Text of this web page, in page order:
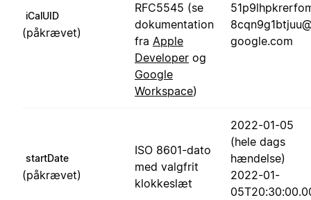
iCalUID
(påkrævet)
RFC5545 (se
dokumentation
fra Apple
Developer og
Google
Workspace)
google.com
startDate
(påkrævet)
ISO 8601-dato
med valgfrit
klokkeslæt
2022-01-05
(hele dags
hændelse)
2022-01-